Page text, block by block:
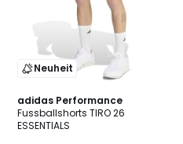
Neuheit
adidas Performance
Fussballshorts TIRO 26
ESSENTIALS